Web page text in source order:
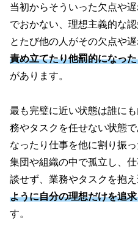
当初からそういった欠点や
でおかない、理想主義的な
とたび他の人がその欠点や
責め立てたり他罰的になっ
があります。
最も完璧に近い状態は誰に
務やタスクを任せない状態
なったり仕事を他に割り振っ
集団や組織の中で孤立し、
談せず、業務やタスクを抱え
ように自分の理想だけを追
す。